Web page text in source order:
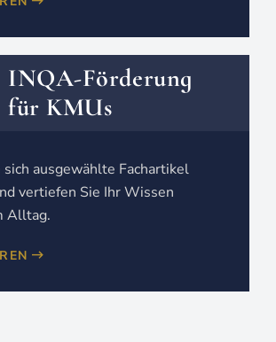
INQA-Förderung
für KMUs
sich ausgewählte Fachartikel
vertiefen Sie Ihr Wissen
Alltag.